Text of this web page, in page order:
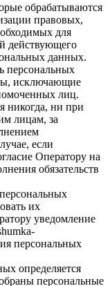
обрабатываются
правовых,
для
действующего
данных.
персональных
исключающие
лиц.
никогда, ни при
лицам, за
если
Оператору на
обязательств
их
уведомление
персональных
определяется
персональные